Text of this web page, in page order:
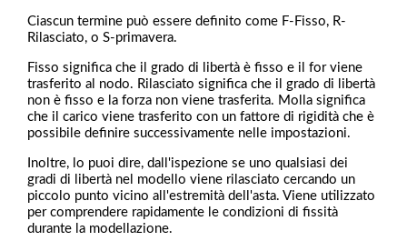
Ciascun termine può essere definito come F-Fisso, R-
Rilasciato, o S-primavera.
Fisso significa che il grado di libertà è fisso e il for viene
trasferito al nodo. Rilasciato significa che il grado di libertà
non è fisso e la forza non viene trasferita. Molla significa
che il carico viene trasferito con un fattore di rigidità che è
possibile definire successivamente nelle impostazioni.
Inoltre, lo puoi dire, dall'ispezione se uno qualsiasi dei
gradi di libertà nel modello viene rilasciato cercando un
piccolo punto vicino all'estremità dell'asta. Viene utilizzato
per comprendere rapidamente le condizioni di fissità
durante la modellazione.